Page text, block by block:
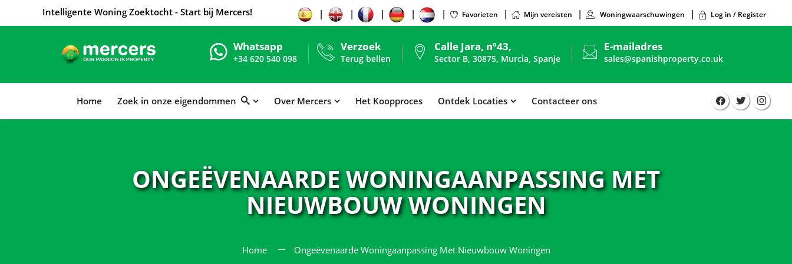
Intelligente Woning Zoektocht - Start bij Mercers! Favorieten Mijn vereisten Woningwaarschuwingen Log in / Register
Whatsapp
+34 620 540 098
Verzoek
Terug bellen
Calle Jara, nº43,
Sector B, 30875, Murcia, Spanje
E-mailadres
sales@spanishproperty.co.uk
Home Zoek in onze eigendommen Over Mercers Het Koopproces Ontdek Locaties Contacteer ons
ONGEËVENAARDE WONINGAANPASSING MET
NIEUWBOUW WONINGEN
Home Ongeëvenaarde Woningaanpassing Met Nieuwbouw Woningen